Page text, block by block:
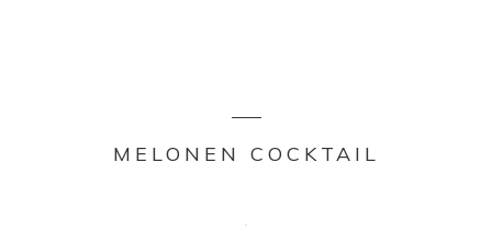
MELONEN COCKTAIL